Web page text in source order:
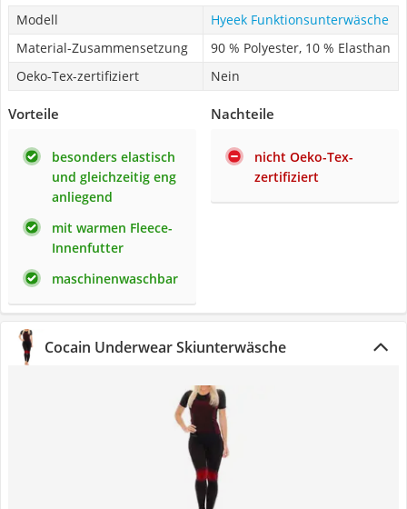
Modell
Hyeek Funktionsunterwäsche
Material-Zusammensetzung
90 % Polyester, 10 % Elasthan
Oeko-Tex-zertifiziert
Nein
Vorteile
besonders elastisch
und gleichzeitig eng
anliegend
mit warmen Fleece-
Innenfutter
maschinenwaschbar
Nachteile
nicht Oeko-Tex-
zertifiziert
Cocain Underwear Skiunterwäsche